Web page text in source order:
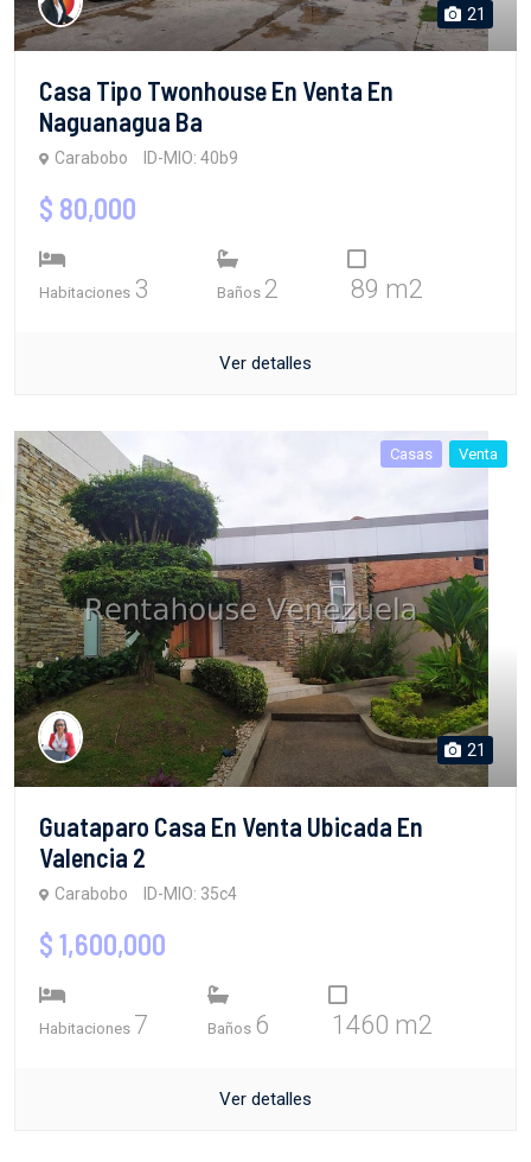
21
Casa Tipo Twonhouse En Venta En
Naguanagua Ba
Carabobo ID-MIO: 40b9
$ 80,000
Habitaciones 3 Baños 2 89 m2
Ver detalles
Casas Venta
21
Guataparo Casa En Venta Ubicada En
Valencia 2
Carabobo ID-MIO: 35c4
$ 1,600,000
Habitaciones 7 Baños 6 1460 m2
Ver detalles